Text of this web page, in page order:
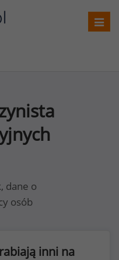
dane o
osób
inni na